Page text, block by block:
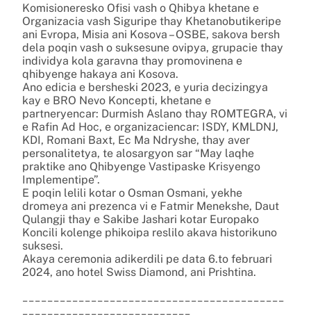
Komisioneresko Ofisi vash o Qhibya khetane e
Organizacia vash Siguripe thay Khetanobutikeripe
ani Evropa, Misia ani Kosova – OSBE, sakova bersh
dela poqin vash o suksesune ovipya, grupacie thay
individya kola garavna thay promovinena e
qhibyenge hakaya ani Kosova.
Ano edicia e bersheski 2023, e yuria decizingya
kay e BRO Nevo Koncepti, khetane e
partneryencar: Durmish Aslano thay ROMTEGRA, vi
e Rafin Ad Hoc, e organizaciencar: ISDY, KMLDNJ,
KDI, Romani Baxt, Ec Ma Ndryshe, thay aver
personalitetya, te alosargyon sar “May laqhe
praktike ano Qhibyenge Vastipaske Krisyengo
Implementipe”.
E poqin lelili kotar o Osman Osmani, yekhe
dromeya ani prezenca vi e Fatmir Menekshe, Daut
Qulangji thay e Sakibe Jashari kotar Europako
Koncili kolenge phikoipa reslilo akava historikuno
suksesi.
Akaya ceremonia adikerdili pe data 6.to februari
2024, ano hotel Swiss Diamond, ani Prishtina.